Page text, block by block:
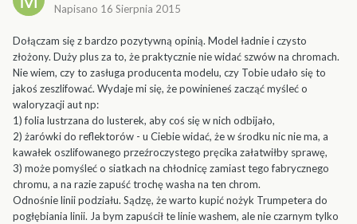
Napisano 16 Sierpnia 2015
Dołączam się z bardzo pozytywną opinią. Model ładnie i czysto
złożony. Duży plus za to, że praktycznie nie widać szwów na chromach.
Nie wiem, czy to zasługa producenta modelu, czy Tobie udało się to
jakoś zeszlifować. Wydaje mi się, że powinieneś zacząć myśleć o
waloryzacji aut np:
1) folia lustrzana do lusterek, aby coś się w nich odbijało,
2) żarówki do reflektorów - u Ciebie widać, że w środku nic nie ma, a
kawałek oszlifowanego przeźroczystego pręcika załatwiłby sprawę,
3) może pomyśleć o siatkach na chłodnicę zamiast tego fabrycznego
chromu, a na razie zapuść trochę washa na ten chrom.
Odnośnie linii podziału. Sądzę, że warto kupić nożyk Trumpetera do
pogłębiania linii. Ja bym zapuścił te linie washem, ale nie czarnym tylko